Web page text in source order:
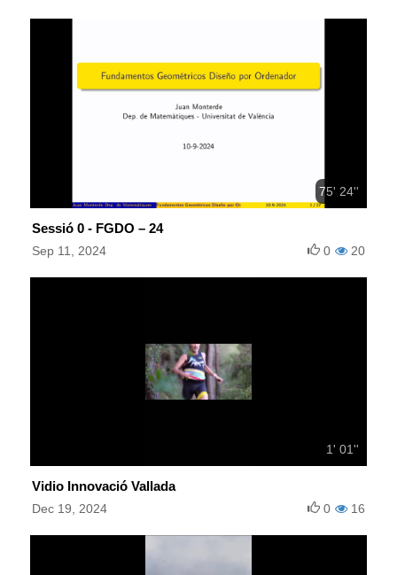
75' 24''
Sessió 0 - FGDO – 24
Sep 11, 2024 20
0
1' 01''
Vidio Innovació Vallada
Dec 19, 2024 16
0